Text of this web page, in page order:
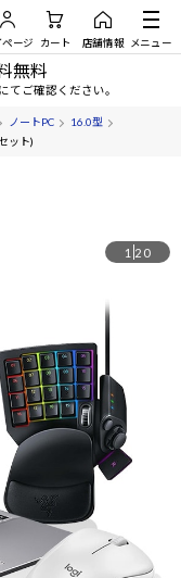
ページ カート 店舗情報 メニュー
無料
てご確認ください。
ノートPC
16.0型
ット)
1 20